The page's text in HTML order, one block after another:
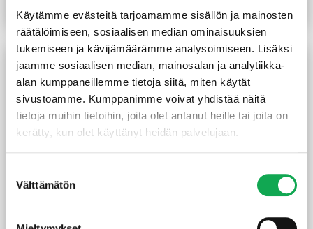
Käytämme evästeitä tarjoamamme sisällön ja mainosten
räätälöimiseen, sosiaalisen median ominaisuuksien
tukemiseen ja kävijämäärämme analysoimiseen. Lisäksi
jaamme sosiaalisen median, mainosalan ja analytiikka-
alan kumppaneillemme tietoja siitä, miten käytät
sivustoamme. Kumppanimme voivat yhdistää näitä
tietoja muihin tietoihin, joita olet antanut heille tai joita on
kerätty, kun olet käyttänyt heidän palvelujaan.
valinta
Välttämätön
Lue lisää
Lue lisää
Koivuvaneri BB-WG 6,5